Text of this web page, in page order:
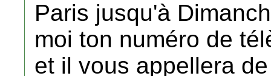
Paris jusqu'à
moi ton numéro de
et il vous appellera